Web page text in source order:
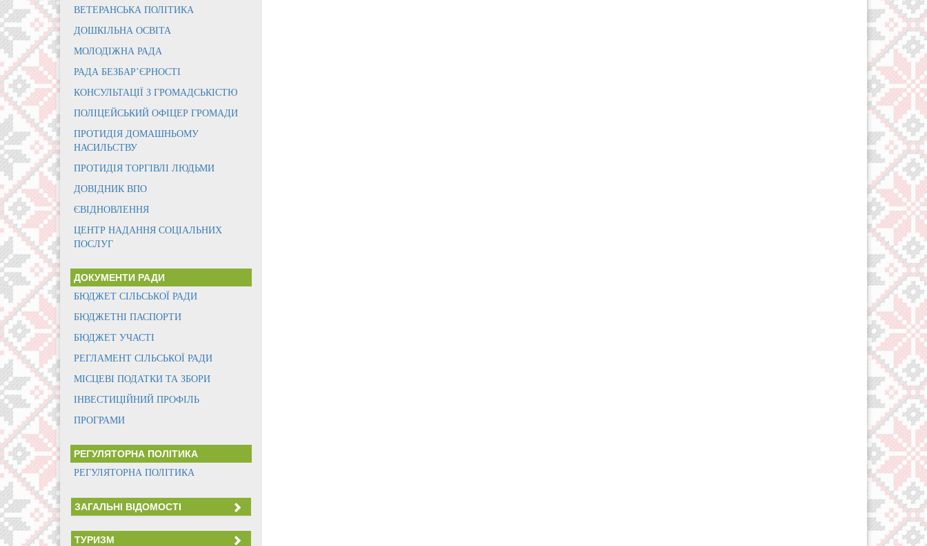
ВЕТЕРАНСЬКА ПОЛІТИКА
ДОШКІЛЬНА ОСВІТА
МОЛОДІЖНА РАДА
РАДА БЕЗБАР’ЄРНОСТІ
КОНСУЛЬТАЦІЇ З ГРОМАДСЬКІСТЮ
ПОЛІЦЕЙСЬКИЙ ОФІЦЕР ГРОМАДИ
ПРОТИДІЯ ДОМАШНЬОМУ
НАСИЛЬСТВУ
ПРОТИДІЯ ТОРГІВЛІ ЛЮДЬМИ
ДОВІДНИК ВПО
ЄВІДНОВЛЕННЯ
ЦЕНТР НАДАННЯ СОЦІАЛЬНИХ
ПОСЛУГ
ДОКУМЕНТИ РАДИ
БЮДЖЕТ СІЛЬСЬКОЇ РАДИ
БЮДЖЕТНІ ПАСПОРТИ
БЮДЖЕТ УЧАСТІ
РЕГЛАМЕНТ СІЛЬСЬКОЇ РАДИ
МІСЦЕВІ ПОДАТКИ ТА ЗБОРИ
ІНВЕСТИЦІЙНИЙ ПРОФІЛЬ
ПРОГРАМИ
РЕГУЛЯТОРНА ПОЛІТИКА
РЕГУЛЯТОРНА ПОЛІТИКА
ЗАГАЛЬНІ ВІДОМОСТІ
ТУРИЗМ